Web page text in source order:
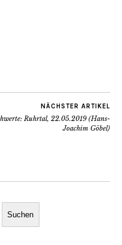
NÄCHSTER ARTIKEL
Ruhrtal, 22.05.2019 (Hans-
Joachim Göbel)
Suchen